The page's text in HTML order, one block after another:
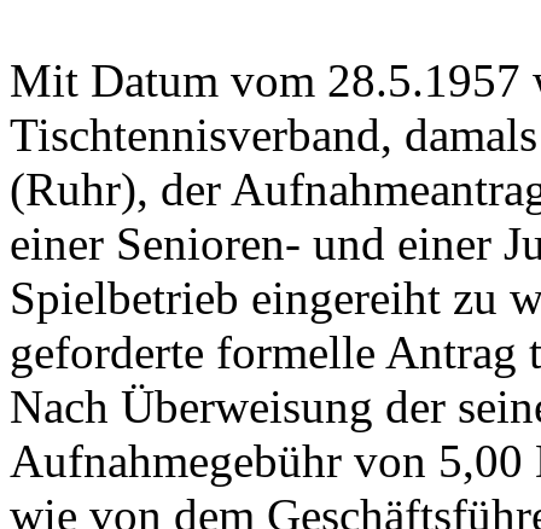
Mit Datum vom 28.5.1957
Tischtennisverband,
(Ruhr), der
einer Senioren- und einer
Spielbetrieb eingereiht zu
geforderte formelle Antrag
Nach Überweisung der
Aufnahmegebühr von
wie von dem